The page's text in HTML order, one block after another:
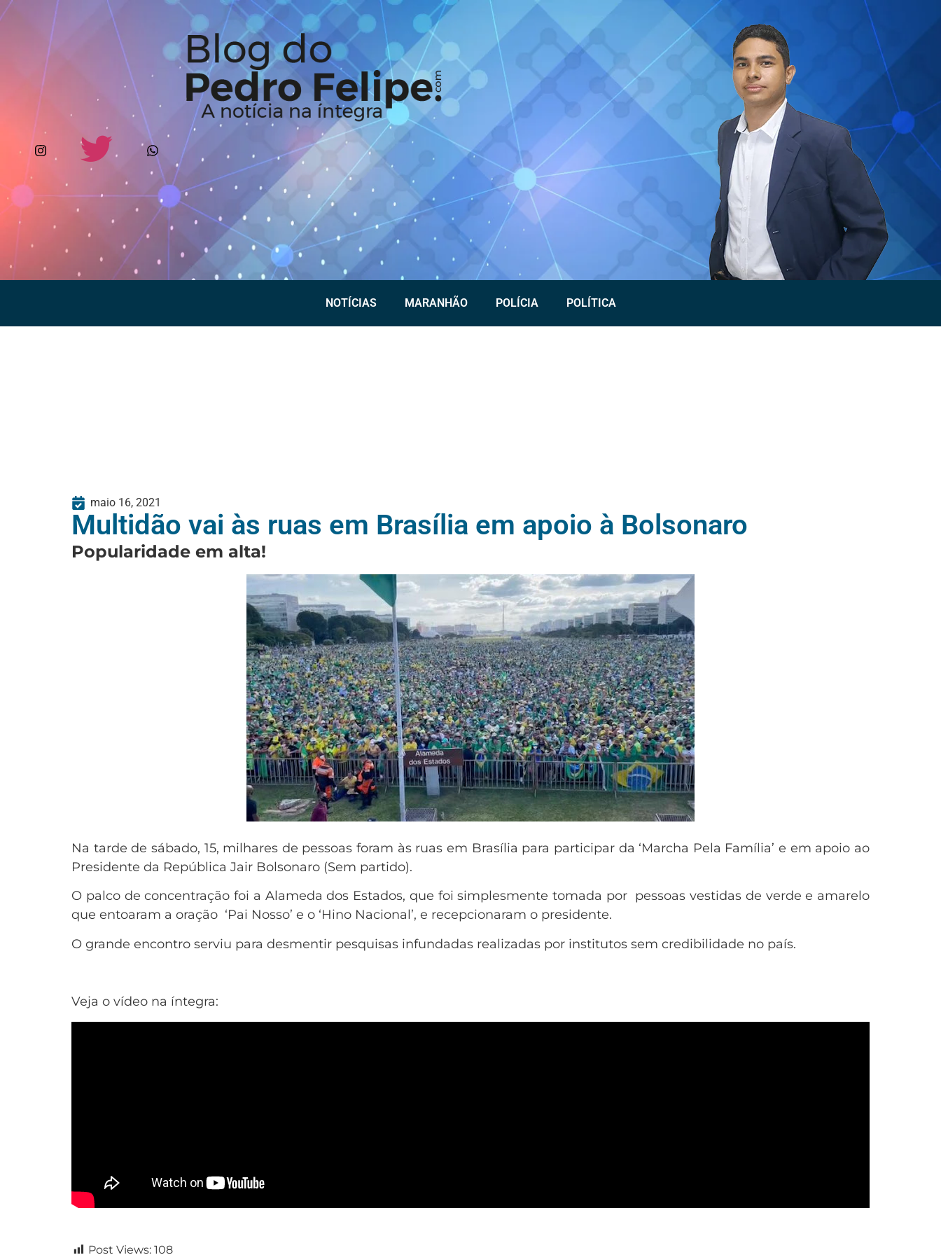
NOTÍCIAS MARANHÃO POLÍCIA POLÍTICA
maio 16, 2021
Multidão vai às ruas em Brasília em apoio à Bolsonaro
Popularidade em alta!
Na tarde de sábado, 15, milhares de pessoas foram às ruas em Brasília para participar da ‘Marcha Pela Família’ e em apoio ao
Presidente da República Jair Bolsonaro (Sem partido).
O palco de concentração foi a Alameda dos Estados, que foi simplesmente tomada por pessoas vestidas de verde e amarelo
que entoaram a oração ‘Pai Nosso’ e o ‘Hino Nacional’, e recepcionaram o presidente.
O grande encontro serviu para desmentir pesquisas infundadas realizadas por institutos sem credibilidade no país.
Veja o vídeo na íntegra:
Post Views: 108